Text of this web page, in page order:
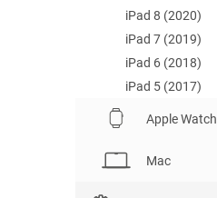
iPad 8 (2020)
iPad 7 (2019)
iPad 6 (2018)
iPad 5 (2017)
Apple Watch
Mac